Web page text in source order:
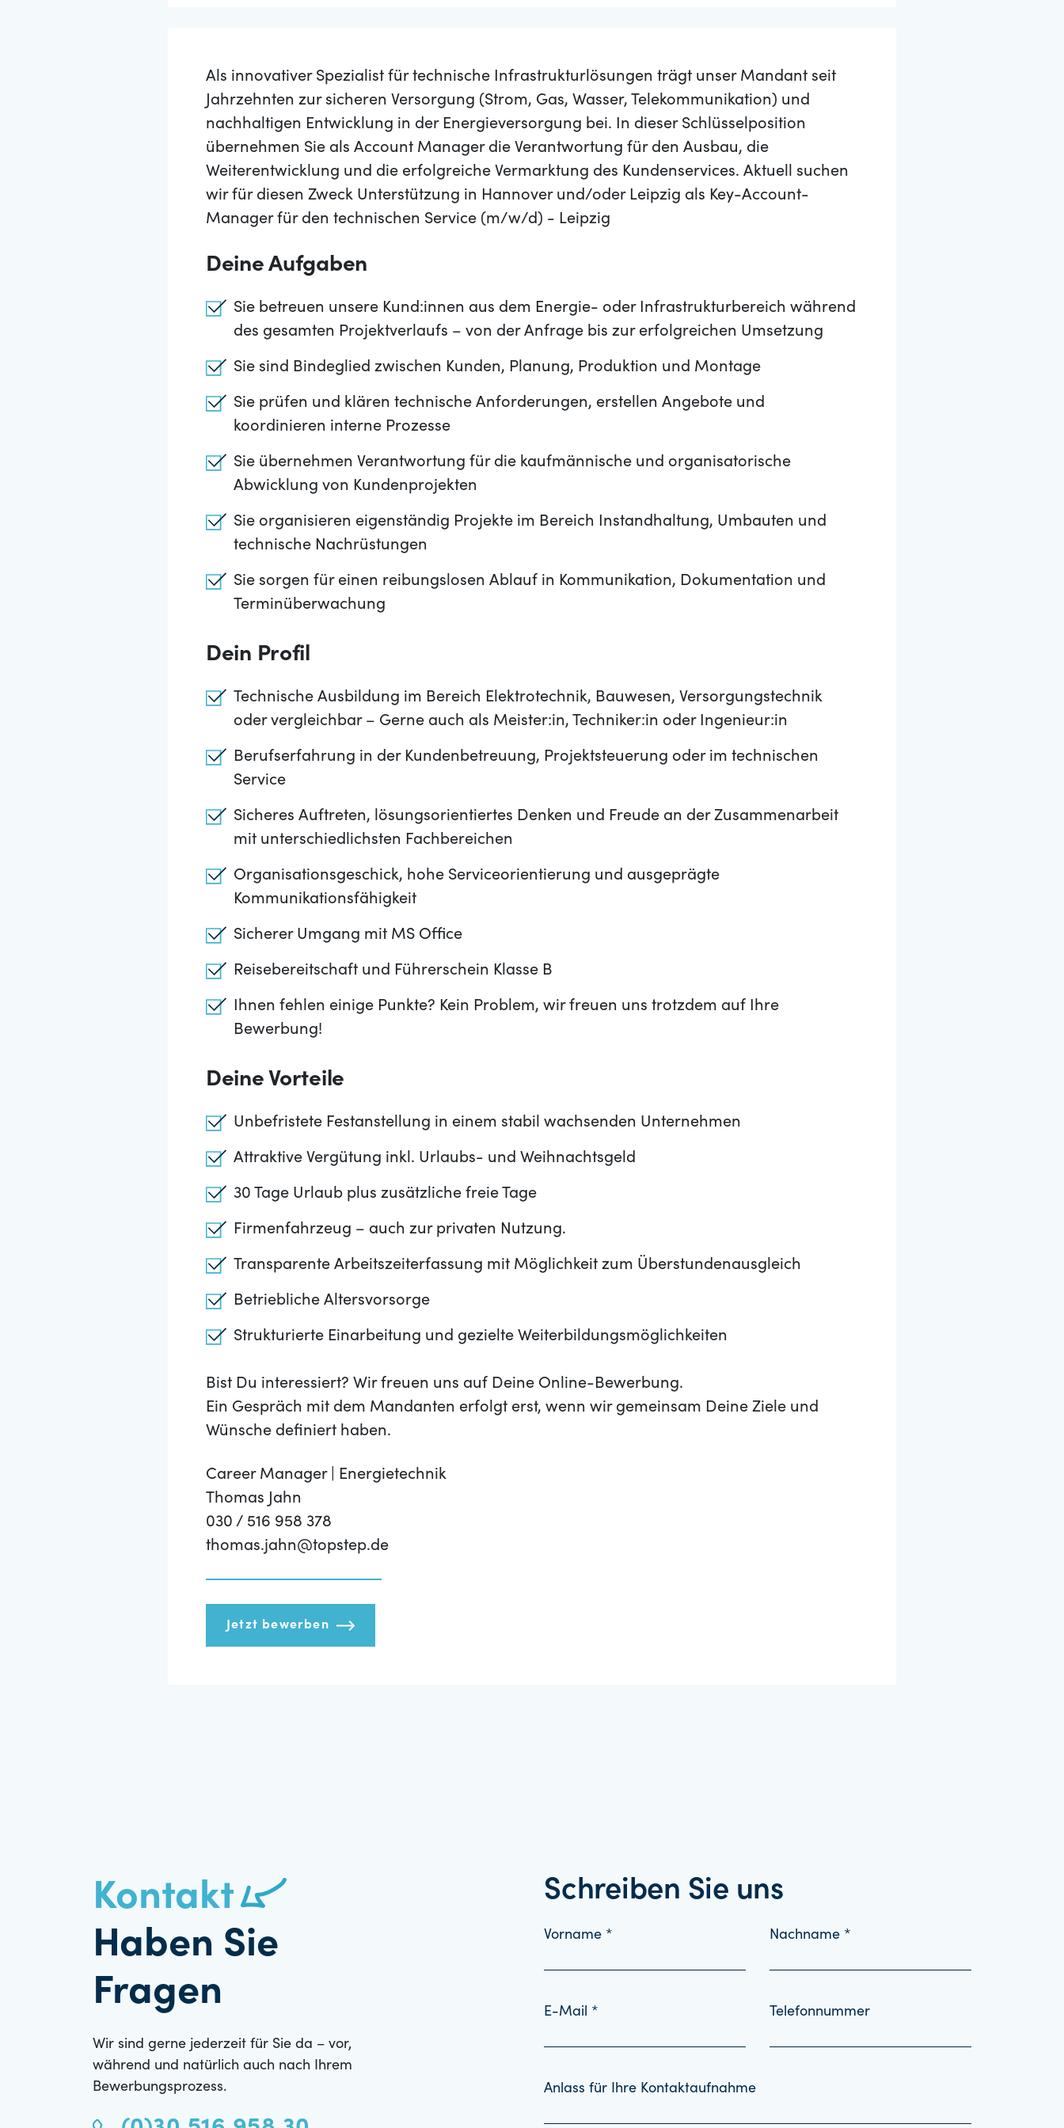
Als innovativer Spezialist für technische Infrastrukturlösungen trägt unser Mandant seit
Jahrzehnten zur sicheren Versorgung (Strom, Gas, Wasser, Telekommunikation) und
nachhaltigen Entwicklung in der Energieversorgung bei. In dieser Schlüsselposition
übernehmen Sie als Account Manager die Verantwortung für den Ausbau, die
Weiterentwicklung und die erfolgreiche Vermarktung des Kundenservices. Aktuell suchen
wir für diesen Zweck Unterstützung in Hannover und/oder Leipzig als Key-Account-
Manager für den technischen Service (m/w/d) - Leipzig
Deine Aufgaben
Sie betreuen unsere Kund:innen aus dem Energie- oder Infrastrukturbereich während
des gesamten Projektverlaufs – von der Anfrage bis zur erfolgreichen Umsetzung
Sie sind Bindeglied zwischen Kunden, Planung, Produktion und Montage
Sie prüfen und klären technische Anforderungen, erstellen Angebote und
koordinieren interne Prozesse
Sie übernehmen Verantwortung für die kaufmännische und organisatorische
Abwicklung von Kundenprojekten
Sie organisieren eigenständig Projekte im Bereich Instandhaltung, Umbauten und
technische Nachrüstungen
Sie sorgen für einen reibungslosen Ablauf in Kommunikation, Dokumentation und
Terminüberwachung
Dein Profil
Technische Ausbildung im Bereich Elektrotechnik, Bauwesen, Versorgungstechnik
oder vergleichbar – Gerne auch als Meister:in, Techniker:in oder Ingenieur:in
Berufserfahrung in der Kundenbetreuung, Projektsteuerung oder im technischen
Service
Sicheres Auftreten, lösungsorientiertes Denken und Freude an der Zusammenarbeit
mit unterschiedlichsten Fachbereichen
Organisationsgeschick, hohe Serviceorientierung und ausgeprägte
Kommunikationsfähigkeit
Sicherer Umgang mit MS Office
Reisebereitschaft und Führerschein Klasse B
Ihnen fehlen einige Punkte? Kein Problem, wir freuen uns trotzdem auf Ihre
Bewerbung!
Deine Vorteile
Unbefristete Festanstellung in einem stabil wachsenden Unternehmen
Attraktive Vergütung inkl. Urlaubs- und Weihnachtsgeld
30 Tage Urlaub plus zusätzliche freie Tage
Firmenfahrzeug – auch zur privaten Nutzung.
Transparente Arbeitszeiterfassung mit Möglichkeit zum Überstundenausgleich
Betriebliche Altersvorsorge
Strukturierte Einarbeitung und gezielte Weiterbildungsmöglichkeiten
Bist Du interessiert? Wir freuen uns auf Deine Online-Bewerbung.
Ein Gespräch mit dem Mandanten erfolgt erst, wenn wir gemeinsam Deine Ziele und
Wünsche definiert haben.
Career Manager | Energietechnik
Thomas Jahn
030 / 516 958 378
thomas.jahn@topstep.de
Jetzt bewerben
Kontakt
Haben Sie
Fragen
Wir sind gerne jederzeit für Sie da – vor,
während und natürlich auch nach Ihrem
Bewerbungsprozess.
Schreiben Sie uns
Vorname * Nachname *
E-Mail * Telefonnummer
Anlass für Ihre Kontaktaufnahme